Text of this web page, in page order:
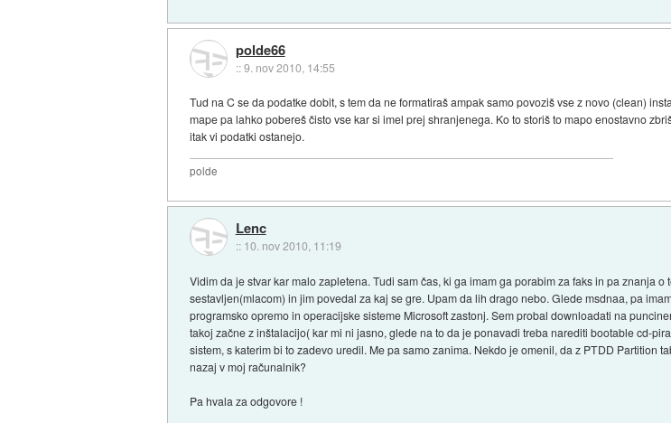
polde66
::9. nov 2010, 14:55
Tud na C se da podatke dobit, s tem da ne formatiraš ampak samo povoziš vse z novo (clean)
mape pa lahko pobereš čisto vse kar si imel prej shranjenega. Ko to storiš to mapo enostavno
itak vi podatki ostanejo.
polde
Lenc
:: 10. nov 2010, 11:19
Vidim da je stvar kar malo zapletena. Tudi sam čas, ki ga imam ga porabim za faks in pa znanja
sestavljen(mlacom) in jim povedal za kaj se gre. Upam da lih drago nebo. Glede msdnaa, pa
programsko opremo in operacijske sisteme Microsoft zastonj. Sem probal downloadati na
takoj začne z inštalacijo( kar mi ni jasno, glede na to da je ponavadi treba narediti bootable cd-
sistem, s katerim bi to zadevo uredil. Me pa samo zanima. Nekdo je omenil, da z PTDD Partition
nazaj v moj računalnik?
Pa hvala za odgovore !